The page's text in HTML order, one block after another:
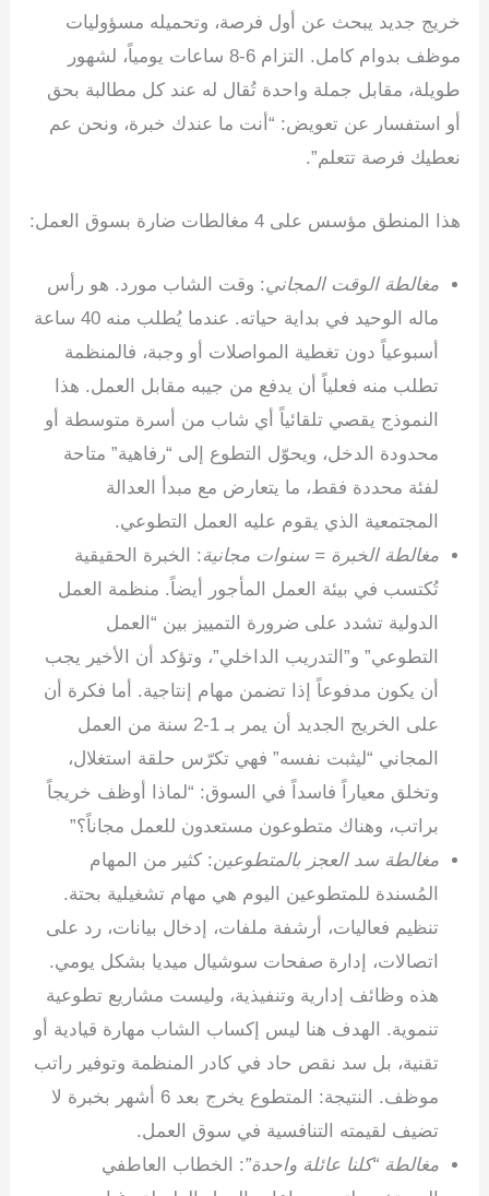
خريج جديد يبحث عن أول فرصة، وتحميله مسؤوليات
موظف بدوام كامل. التزام 6-8 ساعات يومياً، لشهور
طويلة، مقابل جملة واحدة تُقال له عند كل مطالبة بحق
أو استفسار عن تعويض: “أنت ما عندك خبرة، ونحن عم
نعطيك فرصة تتعلم”.
هذا المنطق مؤسس على 4 مغالطات ضارة بسوق العمل:
مغالطة الوقت المجاني: وقت الشاب مورد. هو رأس
ماله الوحيد في بداية حياته. عندما يُطلب منه 40 ساعة
أسبوعياً دون تغطية المواصلات أو وجبة، فالمنظمة
تطلب منه فعلياً أن يدفع من جيبه مقابل العمل. هذا
النموذج يقصي تلقائياً أي شاب من أسرة متوسطة أو
محدودة الدخل، ويحوّل التطوع إلى “رفاهية” متاحة
لفئة محددة فقط، ما يتعارض مع مبدأ العدالة
المجتمعية الذي يقوم عليه العمل التطوعي.
مغالطة الخبرة = سنوات مجانية : الخبرة الحقيقية
تُكتسب في بيئة العمل المأجور أيضاً. منظمة العمل
الدولية تشدد على ضرورة التمييز بين “العمل
التطوعي” و”التدريب الداخلي”، وتؤكد أن الأخير يجب
أن يكون مدفوعاً إذا تضمن مهام إنتاجية. أما فكرة أن
على الخريج الجديد أن يمر بـ 1-2 سنة من العمل
المجاني “ليثبت نفسه” فهي تكرّس حلقة استغلال،
وتخلق معياراً فاسداً في السوق: “لماذا أوظف خريجاً
براتب، وهناك متطوعون مستعدون للعمل مجاناً؟”
مغالطة سد العجز بالمتطوعين: كثير من المهام
المُسندة للمتطوعين اليوم هي مهام تشغيلية بحتة.
تنظيم فعاليات، أرشفة ملفات، إدخال بيانات، رد على
اتصالات، إدارة صفحات سوشيال ميديا بشكل يومي.
هذه وظائف إدارية وتنفيذية، وليست مشاريع تطوعية
تنموية. الهدف هنا ليس إكساب الشاب مهارة قيادية أو
تقنية، بل سد نقص حاد في كادر المنظمة وتوفير راتب
موظف. النتيجة: المتطوع يخرج بعد 6 أشهر بخبرة لا
تضيف لقيمته التنافسية في سوق العمل.
مغالطة “كلنا عائلة واحدة”: الخطاب العاطفي